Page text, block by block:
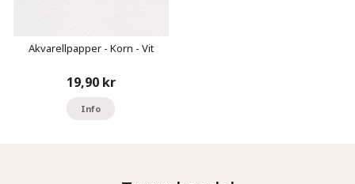
Akvarellpapper - Korn - Vit
19,90 kr
Info